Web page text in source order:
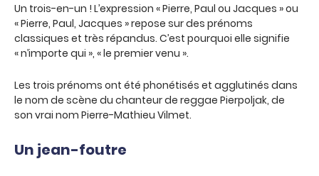
Un trois-en-un ! L’expression « Pierre, Paul ou Jacques » ou
« Pierre, Paul, Jacques » repose sur des prénoms
classiques et très répandus. C’est pourquoi elle signifie
« n’importe qui », « le premier venu ».
Les trois prénoms ont été phonétisés et agglutinés dans
le nom de scène du chanteur de reggae Pierpoljak, de
son vrai nom Pierre-Mathieu Vilmet.
Un jean-foutre